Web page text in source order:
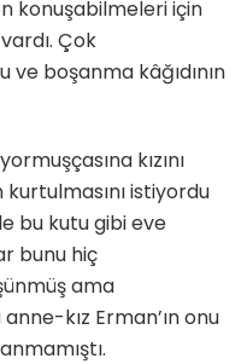
konuşabilmeleri için
Çok
boşanma kâğıdının
kızını
istiyordu
bu kutu gibi eve
bunu hiç
ama
kız Erman’ın onu